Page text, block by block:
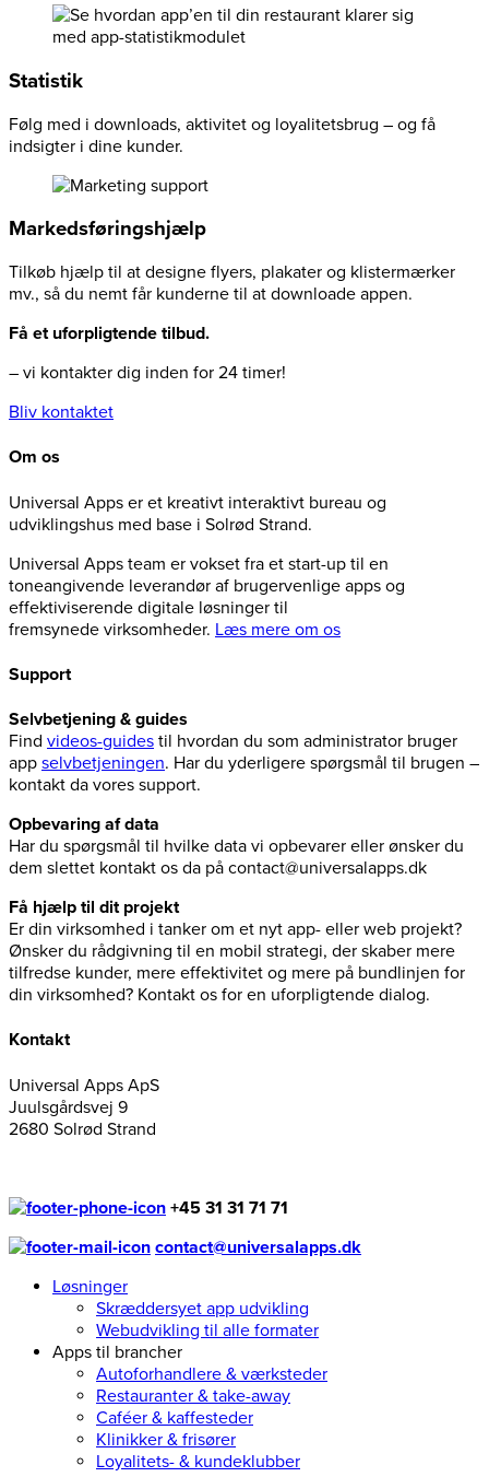
Statistik
Følg med i downloads, aktivitet og loyalitetsbrug – og få
indsigter i dine kunder.
Markedsføringshjælp
Tilkøb hjælp til at designe flyers, plakater og klistermærker
mv., så du nemt får kunderne til at downloade appen.
Få et uforpligtende tilbud.
– vi kontakter dig inden for 24 timer!
Bliv kontaktet
Om os
Universal Apps er et kreativt interaktivt bureau og
udviklingshus med base i Solrød Strand.
Universal Apps team er vokset fra et start-up til en
toneangivende leverandør af brugervenlige apps og
effektiviserende digitale løsninger til
fremsynede virksomheder. Læs mere om os
Support
Selvbetjening & guides
Find videos-guides til hvordan du som administrator bruger
app selvbetjeningen. Har du yderligere spørgsmål til brugen –
kontakt da vores support.
Opbevaring af data
Har du spørgsmål til hvilke data vi opbevarer eller ønsker du
dem slettet kontakt os da på contact@universalapps.dk
Få hjælp til dit projekt
Er din virksomhed i tanker om et nyt app- eller web projekt?
Ønsker du rådgivning til en mobil strategi, der skaber mere
tilfredse kunder, mere effektivitet og mere på bundlinjen for
din virksomhed? Kontakt os for en uforpligtende dialog.
Kontakt
Universal Apps ApS
Juulsgårdsvej 9
2680 Solrød Strand
+45 31 31 71 71
contact@universalapps.dk
Løsninger
Skræddersyet app udvikling
Webudvikling til alle formater
Apps til brancher
Autoforhandlere & værksteder
Restauranter & take-away
Caféer & kaffesteder
Klinikker & frisører
Loyalitets- & kundeklubber